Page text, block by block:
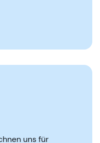
uns für